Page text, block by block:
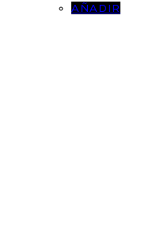
AÑADIR